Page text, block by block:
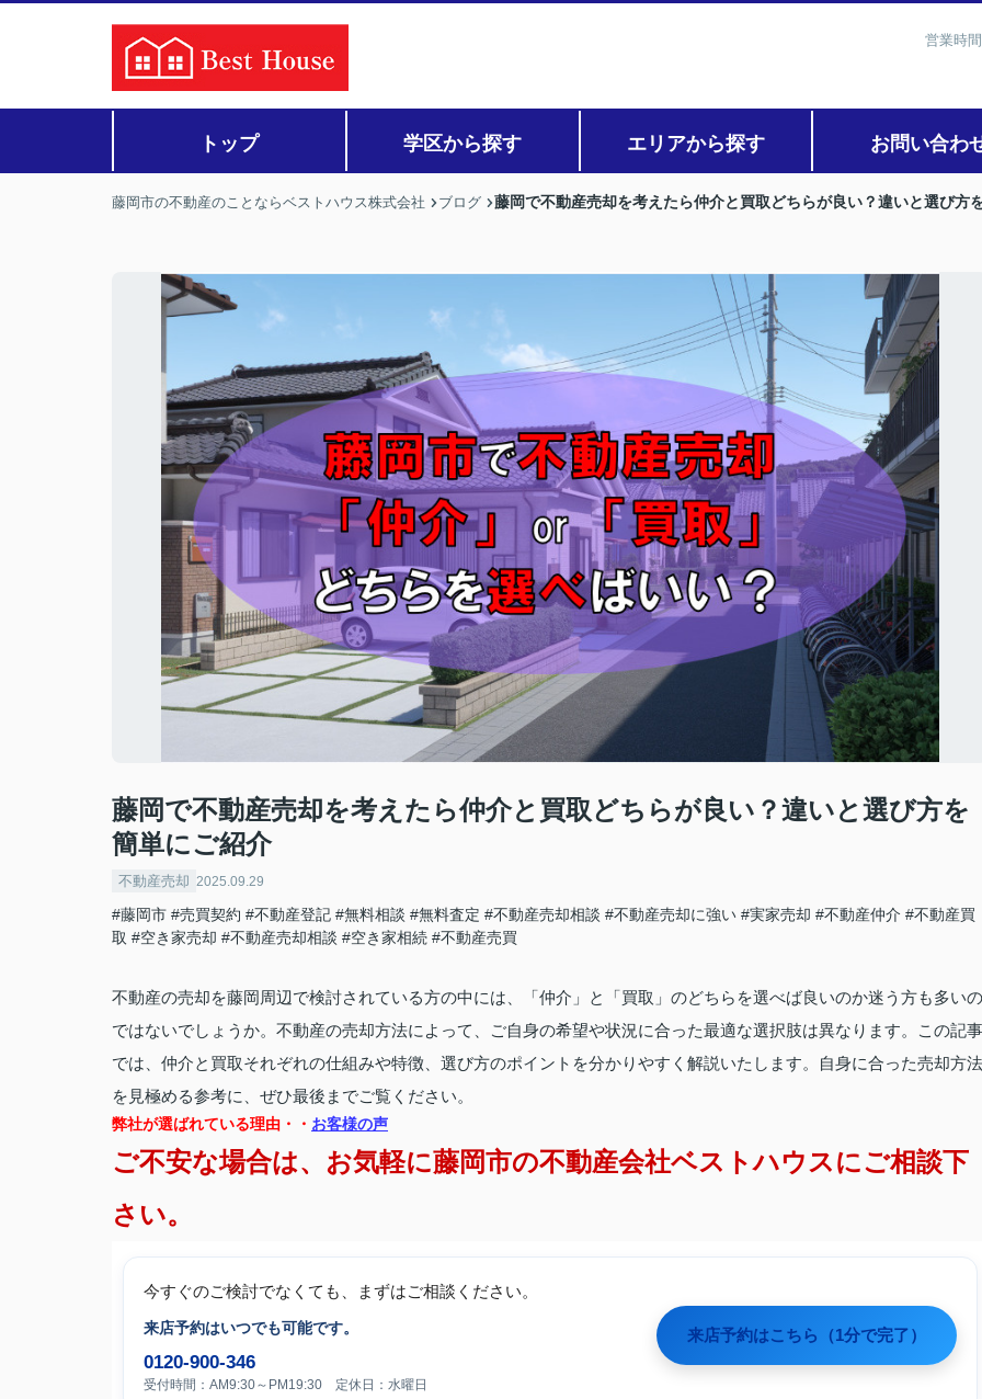
営業時
トップ 学区から探す エリアから探す お問い合わ
藤岡市の不動産のことならベストハウス株式会社 ブログ 藤岡で不動産売却を考えたら仲介と買取どちらが良い？違いと選び方
藤岡で不動産売却を考えたら仲介と買取どちらが良い？違いと選び方を
簡単にご紹介
不動産売却 2025.09.29
#藤岡市 #売買契約 #不動産登記 #無料相談 #無料査定 #不動産売却相談 #不動産売却に強い #実家売却 #不動産仲介 #不動産買
取 #空き家売却 #不動産売却相談 #空き家相続 #不動産売買
不動産の売却を藤岡周辺で検討されている方の中には、「仲介」と「買取」のどちらを選べば良いのか迷う方も多いの
ではないでしょうか。不動産の売却方法によって、ご自身の希望や状況に合った最適な選択肢は異なります。この記事
では、仲介と買取それぞれの仕組みや特徴、選び方のポイントを分かりやすく解説いたします。自身に合った売却方法
を見極める参考に、ぜひ最後までご覧ください。
弊社が選ばれている理由・・ お客様の声
ご不安な場合は、お気軽に藤岡市の不動産会社ベストハウスにご相談下
さい。
今すぐのご検討でなくても、まずはご相談ください。
来店予約はいつでも可能です。
0120-900-346
受付時間：AM9:30～PM19:30 定休日：水曜日
来店予約はこちら（1分で完了）